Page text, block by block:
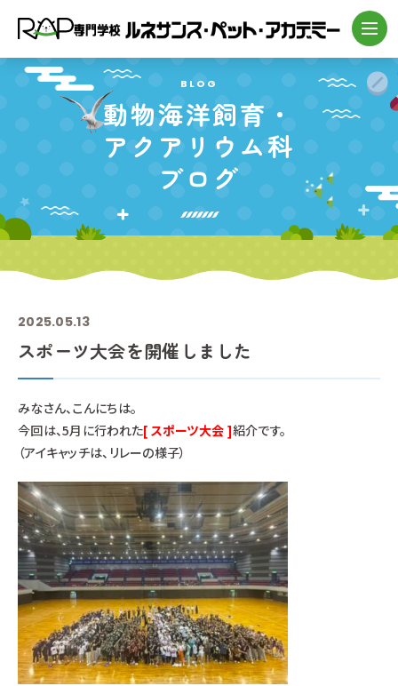
BLOG
動物海洋飼育・
アクアリウム科
ブログ
2025.05.13
スポーツ大会を開催しました
みなさん、こんにちは。
今回は、5月に行われた[ スポーツ大会 ]紹介です。
（アイキャッチは、リレーの様子）